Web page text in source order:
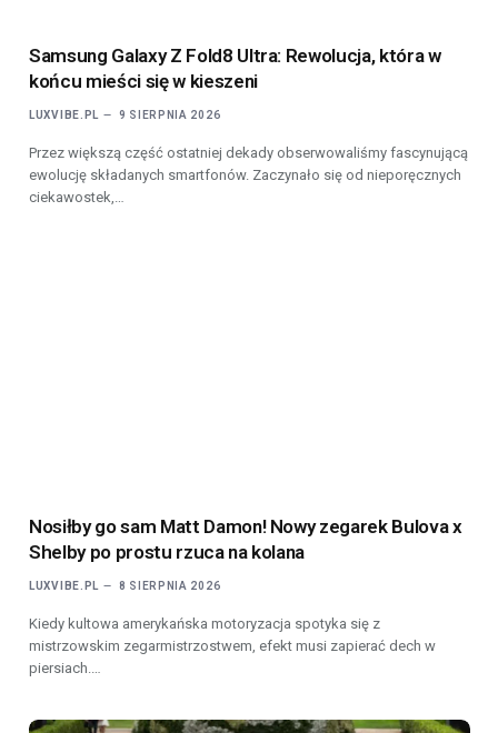
Samsung Galaxy Z Fold8 Ultra: Rewolucja, która w
końcu mieści się w kieszeni
LUXVIBE.PL 9 SIERPNIA 2026
Przez większą część ostatniej dekady obserwowaliśmy fascynującą
ewolucję składanych smartfonów. Zaczynało się od nieporęcznych
ciekawostek,…
Nosiłby go sam Matt Damon! Nowy zegarek Bulova x
Shelby po prostu rzuca na kolana
LUXVIBE.PL 8 SIERPNIA 2026
Kiedy kultowa amerykańska motoryzacja spotyka się z
mistrzowskim zegarmistrzostwem, efekt musi zapierać dech w
piersiach.…